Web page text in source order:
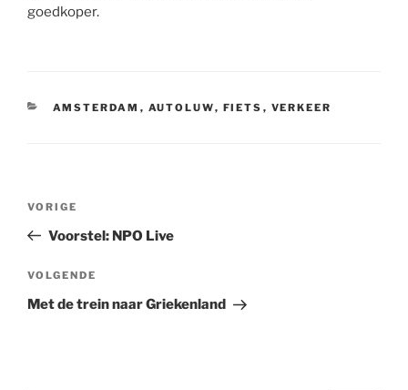
goedkoper.
CATEGORIEËN
AMSTERDAM , AUTOLUW, FIETS , VERKEER
Vorig
bericht
VORIGE
Voorstel: NPO Live
Volgend
bericht
VOLGENDE
Met de trein naar Griekenland